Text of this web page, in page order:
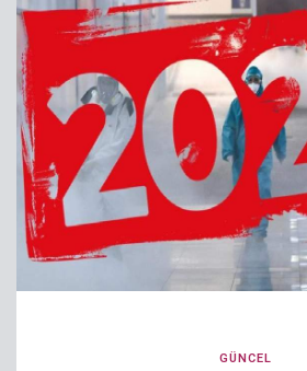
GÜNCEL